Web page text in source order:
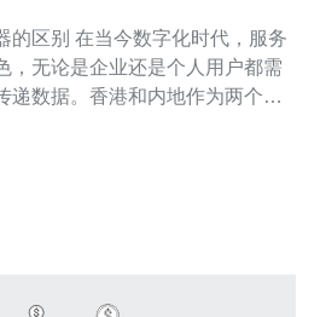
时代，服务
，无论是企业还是个人用户都需
递数据。香港和内地作为两个主